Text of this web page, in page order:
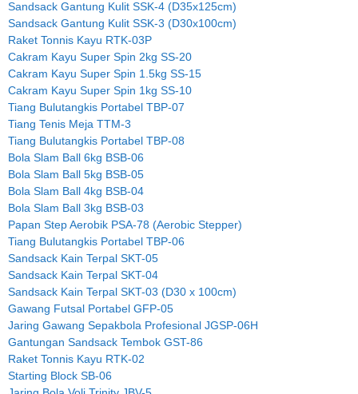
Sandsack Gantung Kulit SSK-4 (D35x125cm)
Sandsack Gantung Kulit SSK-3 (D30x100cm)
Raket Tonnis Kayu RTK-03P
Cakram Kayu Super Spin 2kg SS-20
Cakram Kayu Super Spin 1.5kg SS-15
Cakram Kayu Super Spin 1kg SS-10
Tiang Bulutangkis Portabel TBP-07
Tiang Tenis Meja TTM-3
Tiang Bulutangkis Portabel TBP-08
Bola Slam Ball 6kg BSB-06
Bola Slam Ball 5kg BSB-05
Bola Slam Ball 4kg BSB-04
Bola Slam Ball 3kg BSB-03
Papan Step Aerobik PSA-78 (Aerobic Stepper)
Tiang Bulutangkis Portabel TBP-06
Sandsack Kain Terpal SKT-05
Sandsack Kain Terpal SKT-04
Sandsack Kain Terpal SKT-03 (D30 x 100cm)
Gawang Futsal Portabel GFP-05
Jaring Gawang Sepakbola Profesional JGSP-06H
Gantungan Sandsack Tembok GST-86
Raket Tonnis Kayu RTK-02
Starting Block SB-06